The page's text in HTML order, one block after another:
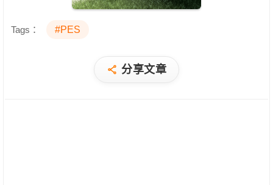
Tags： #PES
分享文章